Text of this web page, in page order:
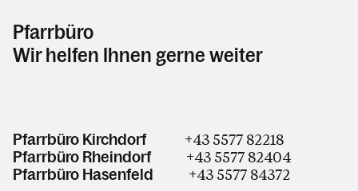
Pfarrbüro
Wir helfen Ihnen gerne weiter
Pfarrbüro Kirchdorf +43 5577 82218
Pfarrbüro Rheindorf+43 5577 82404
Pfarrbüro Hasenfeld +43 5577 84372